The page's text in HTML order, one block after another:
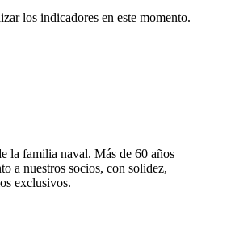
los indicadores en este momento.
la familia naval. Más de 60 años
a nuestros socios, con solidez,
exclusivos.